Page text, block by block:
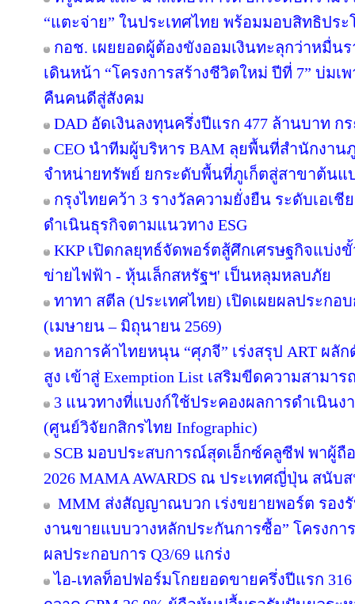
“แตะจ่าย” ในประเทศไทย พร้อมมอบสิทธิปร
กอช. เผยยอดผู้ต้องขังออมเงินทะลุกว่าหมื่
เดินหน้า “โครงการสร้างชีวิตใหม่ ปีที่ 7” บ่ม
คืนคนดีสู่สังคม
DAD อัดเงินลงทุนครึ่งปีแรก 477 ล้านบาท ก
CEO นำทีมผู้บริหาร BAM ลุยพื้นที่สำนักงาน
จำหน่ายทรัพย์ ยกระดับพื้นที่ภูเก็ตสู่สาขาต้น
กรุงไทยคว้า 3 รางวัลความยั่งยืน ระดับเอเชี
ดำเนินธุรกิจตามแนวทาง ESG
KKP เปิดกลยุทธ์จัดพอร์ตสู้ศึกเศรษฐกิจแบ่ง
ข่ายไฟฟ้า - หุ้นเล็กสหรัฐฯ' เป็นหลุมหลบภัย
ทาทา สตีล (ประเทศไทย) เปิดเผยผลประกอบ
(เมษายน – มิถุนายน 2569)
หอการค้าไทยหนุน “ศุภจี” เร่งสรุป ART ผลั
สูง เข้าสู่ Exemption List เสริมขีดความสามา
3 แนวทางที่แบงก์ใช้ประคองผลการดำเนินง
(ศูนย์วิจัยกสิกรไทย Infographic)
SCB มอบประสบการณ์สุดเอ็กซ์คลูซีฟ พาผู้ถือ
2026 MAMA AWARDS ณ ประเทศญี่ปุ่น สนับ
MMM ส่งสัญญาณบวก เร่งขยายพอร์ต รอง
งานขายแบบวางหลักประกันการซื้อ” โครงกา
ผลประกอบการ Q3/69 แกร่ง
ไอ-เทลท็อปฟอร์มโกยยอดขายครึ่งปีแรก